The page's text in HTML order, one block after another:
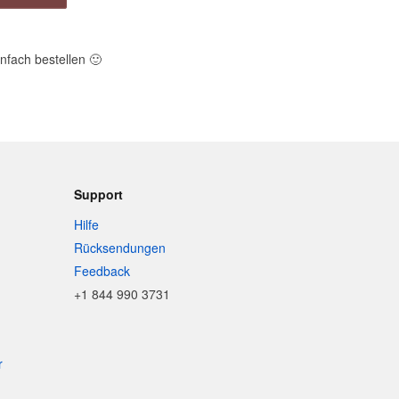
bestellen 🙂
Support
Hilfe
Rücksendungen
Feedback
+1 844 990 3731